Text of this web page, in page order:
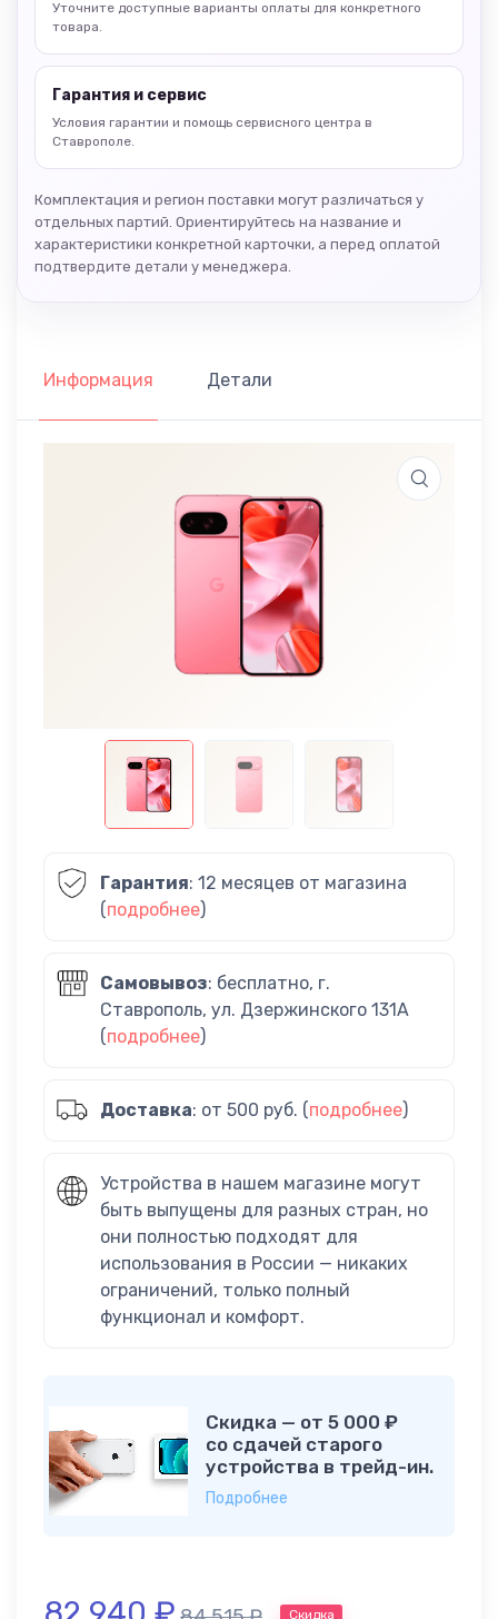
Уточните доступные варианты оплаты для конкретного
товара.
Гарантия и сервис
Условия гарантии и помощь сервисного центра в
Ставрополе.
Комплектация и регион поставки могут различаться у
отдельных партий. Ориентируйтесь на название и
характеристики конкретной карточки, а перед оплатой
подтвердите детали у менеджера.
Информация Детали
Гарантия: 12 месяцев от магазина
(подробнее)
Самовывоз: бесплатно, г.
Ставрополь, ул. Дзержинского 131А
(подробнее)
Доставка: от 500 руб. (подробнее)
Устройства в нашем магазине могут
быть выпущены для разных стран, но
они полностью подходят для
использования в России — никаких
ограничений, только полный
функционал и комфорт.
Скидка — от 5 000 ₽
со сдачей старого
устройства в трейд-ин.
Подробнее
Скидка